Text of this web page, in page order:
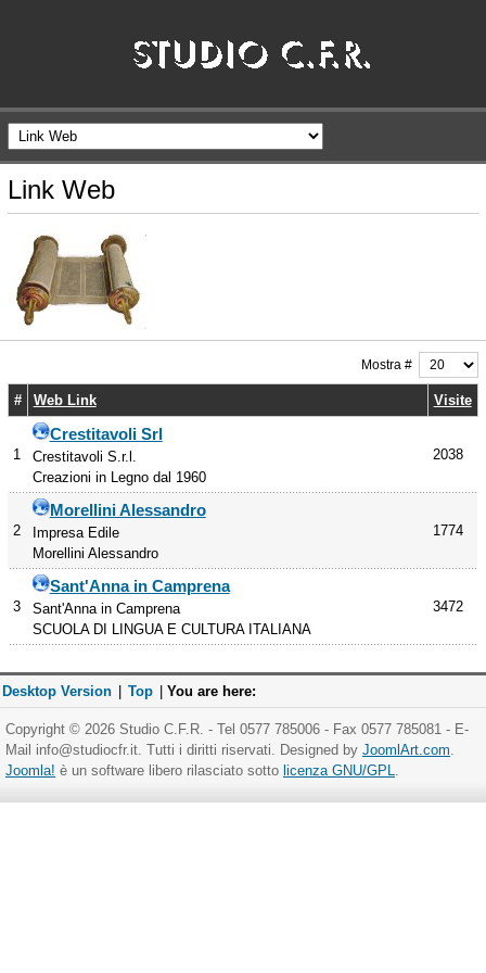
Link Web
Mostra #
# Web Link Visite
1
Crestitavoli Srl
Crestitavoli S.r.l.
Creazioni in Legno dal 1960
2038
2
Morellini Alessandro
Impresa Edile
Morellini Alessandro
1774
3
Sant'Anna in Camprena
Sant'Anna in Camprena
SCUOLA DI LINGUA E CULTURA ITALIANA
3472
Desktop Version Top You are here:
Copyright © 2026 Studio C.F.R. - Tel 0577 785006 - Fax 0577 785081 - E-
Mail info@studiocfr.it. Tutti i diritti riservati. Designed by JoomlArt.com.
Joomla! è un software libero rilasciato sotto licenza GNU/GPL.